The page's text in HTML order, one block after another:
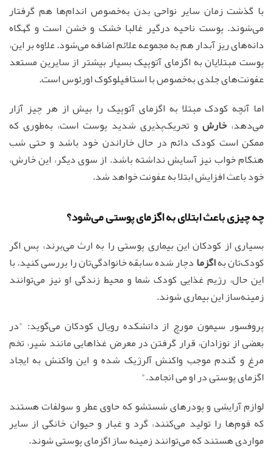
با گذشت زمان سایر نواحی بدن به‌خصوص اندام‌ها هم گرفتار
می‌شوند. پوست ناحیه درگیر غالبا خشک و خشن است و گهگاه
دانه‌های ریز آبدار هم به مجموعه علائم اضافه می‌شود. علاوه بر این،
پوست مبتلایان به اگزمای آتوپیک بسیار بیشتر از سایرین مستعد
عفونت‌های جلدی به‌خصوص با استافیلوکوک اورئوس است.
اما آنچه کودک مبتلا به اگزمای آتوپیک را بیش از هر چیز آزار
می‌دهد، خارش و تحریک‌پذیری شدید پوست است، به‌طوری که
ممکن است کودک دائم در حال خاراندن خود باشد و حتی شب
هنگام خواب نیز آسایش نداشته باشد. از سوی دیگر، این خارش،
خود باعث افزایش ابتلا به عفونت خواهد شد.
چه چیزی باعث ابتلای به اگزمای پوستی می‌شود؟
بسیاری از کودکان این بیماری پوستی را به ارث می‌برند، پس اگر
کودک‌تان بهاگزمادچار شده سابقه خانوادگی‌تان را بررسی کنید. با
این حال، رژیم غذایی کودک شما و محیط زندگی او نیز می‌توانند
زمینه‌ساز این بیماری شوند.
پروفسور سیمون مورچ از دانشکده رویال کودکان می‌گوید: "در
بعضی از نوزادان، قرار گرفتن در معرض غذاهایی مانند شیر، تخم
مرغ و گندم موجب واکنش آلرژیک شده و این واکنش به ایجاد
اگزمای پوستی در او می انجامد."
لوازم آرایشی و پودرهای شستشو که حاوی عطر و سولفات هستند
که فوم‌ها را تولید می‌کنند، گرد و غبار و حیوان خانگی از سایر
مواردی هستند که می‌توانند زمینه ساز اگزمای پوستی شوند.